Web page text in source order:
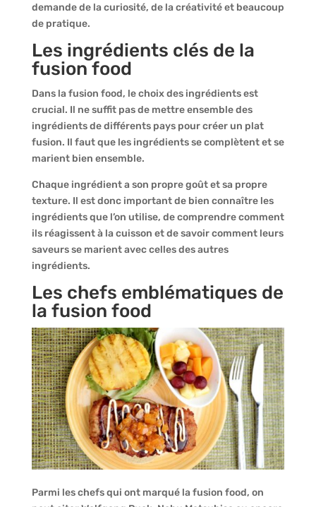
demande de la curiosité, de la créativité et beaucoup
de pratique.
Les ingrédients clés de la
fusion food
Dans la fusion food, le choix des ingrédients est
crucial. Il ne suffit pas de mettre ensemble des
ingrédients de différents pays pour créer un plat
fusion. Il faut que les ingrédients se complètent et se
marient bien ensemble.
Chaque ingrédient a son propre goût et sa propre
texture. Il est donc important de bien connaître les
ingrédients que l’on utilise, de comprendre comment
ils réagissent à la cuisson et de savoir comment leurs
saveurs se marient avec celles des autres
ingrédients.
Les chefs emblématiques de
la fusion food
Parmi les chefs qui ont marqué la fusion food, on